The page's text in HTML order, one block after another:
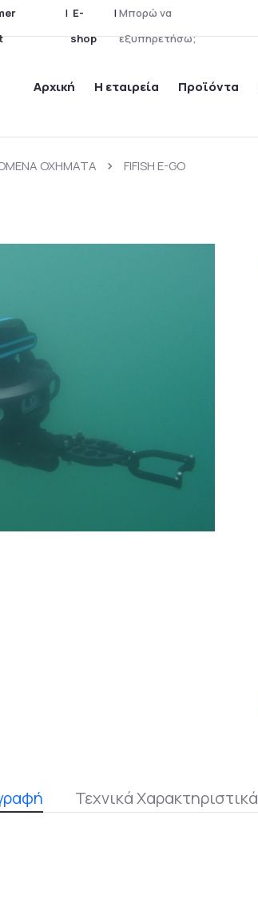
Support| E-shop|Ψάχνετ ε γ
Αρχική Η εταιρεία Προϊόντα
ΟΧΗΜΑΤΑ FIFISH E-GO
Τεχνικά Χαρακτηριστικά